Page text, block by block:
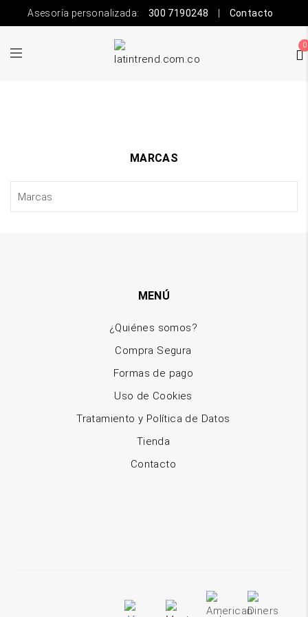
Asesoría personalizada: 300 7190248 Contacto
0
MARCAS
MENÚ
¿Quiénes somos?
Compra Segura
Formas de pago
Uso de Cookies
Tratamiento y Política de Datos
Tienda
Contacto